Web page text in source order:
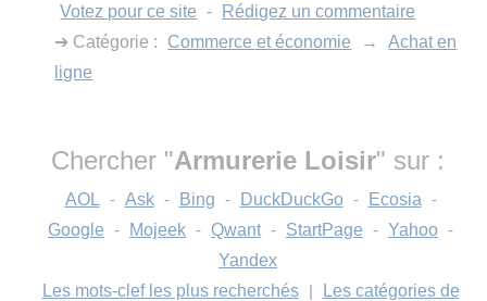
Votez pour ce site -
Rédigez un commentaire
➔ Catégorie :
Commerce et économie →
Achat en
ligne
Chercher "Armurerie Loisir" sur :
AOL - Ask - Bing - DuckDuckGo - Ecosia -
Google - Mojeek - Qwant - StartPage - Yahoo -
Yandex
Les mots-clef les plus recherchés
|
Les catégories de